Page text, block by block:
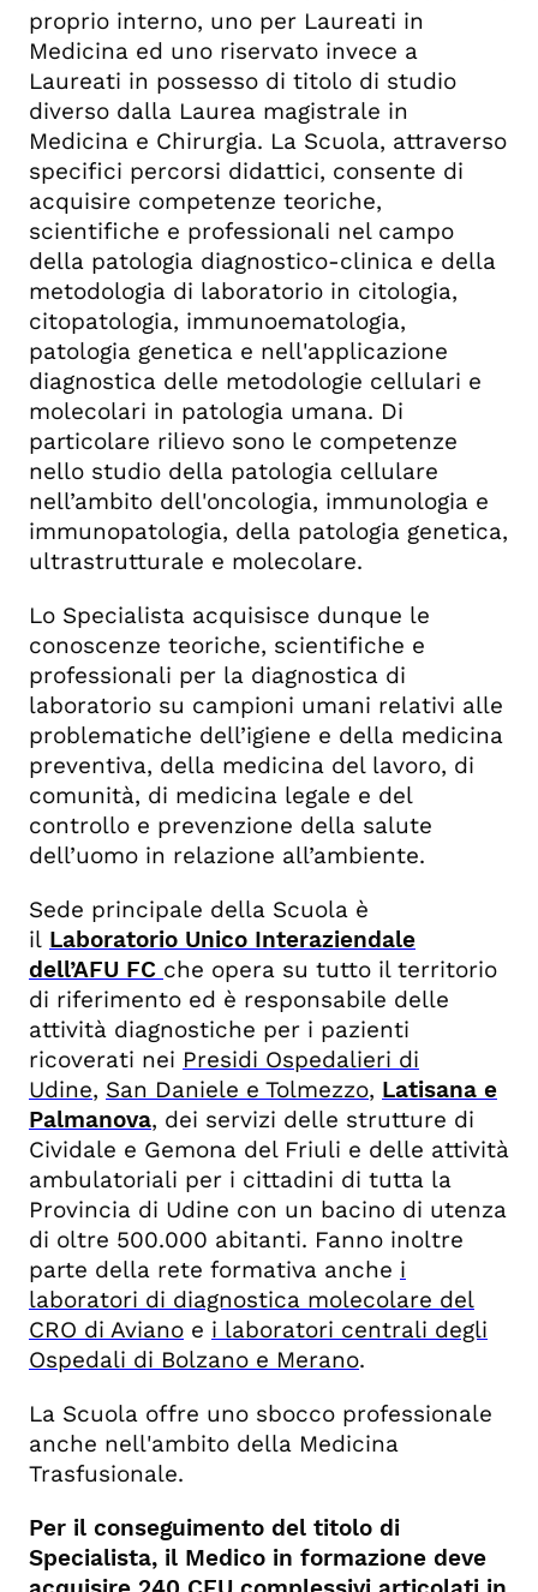
proprio interno, uno per Laureati in
Medicina ed uno riservato invece a
Laureati in possesso di titolo di studio
diverso dalla Laurea magistrale in
Medicina e Chirurgia. La Scuola, attraverso
specifici percorsi didattici, consente di
acquisire competenze teoriche,
scientifiche e professionali nel campo
della patologia diagnostico-clinica e della
metodologia di laboratorio in citologia,
citopatologia, immunoematologia,
patologia genetica e nell'applicazione
diagnostica delle metodologie cellulari e
molecolari in patologia umana. Di
particolare rilievo sono le competenze
nello studio della patologia cellulare
nell’ambito dell'oncologia, immunologia e
immunopatologia, della patologia genetica,
ultrastrutturale e molecolare.
Lo Specialista acquisisce dunque le
conoscenze teoriche, scientifiche e
professionali per la diagnostica di
laboratorio su campioni umani relativi alle
problematiche dell’igiene e della medicina
preventiva, della medicina del lavoro, di
comunità, di medicina legale e del
controllo e prevenzione della salute
dell’uomo in relazione all’ambiente.
Sede principale della Scuola è
il Laboratorio Unico Interaziendale
dell’AFU FC che opera su tutto il territorio
di riferimento ed è responsabile delle
attività diagnostiche per i pazienti
ricoverati nei Presidi Ospedalieri di
Udine, San Daniele e Tolmezzo, Latisana e
Palmanova, dei servizi delle strutture di
Cividale e Gemona del Friuli e delle attività
ambulatoriali per i cittadini di tutta la
Provincia di Udine con un bacino di utenza
di oltre 500.000 abitanti. Fanno inoltre
parte della rete formativa anche i
laboratori di diagnostica molecolare del
CRO di Aviano e i laboratori centrali degli
Ospedali di Bolzano e Merano.
La Scuola offre uno sbocco professionale
anche nell'ambito della Medicina
Trasfusionale.
Per il conseguimento del titolo di
Specialista, il Medico in formazione deve